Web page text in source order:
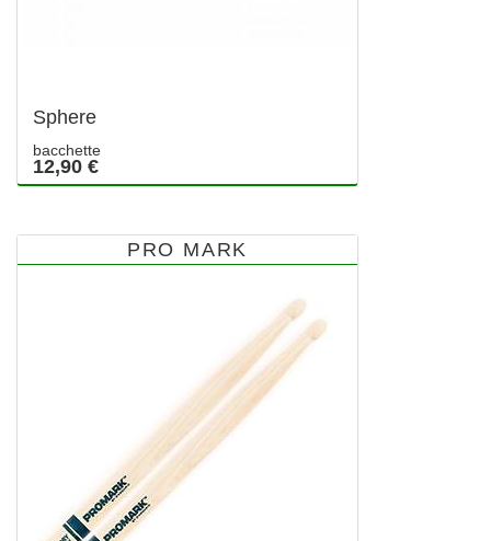
Sphere
bacchette
12,90 €
PRO MARK